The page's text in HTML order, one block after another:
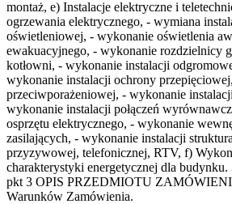
montaż, e) Instalacje elektryczne i
ogrzewania elektrycznego, - wymiana
oświetleniowej, - wykonanie oświetlenia
ewakuacyjnego, - wykonanie rozdzielnicy
kotłowni, - wykonanie instalacji
wykonanie instalacji ochrony
przeciwporażeniowej, - wykonanie
wykonanie instalacji połączeń
osprzętu elektrycznego, - wykonanie
zasilających, - wykonanie instalacji
przyzywowej, telefonicznej, RTV, f)
charakterystyki energetycznej dla budynku.
pkt 3 OPIS PRZEDMIOTU
Warunków Zamówienia.